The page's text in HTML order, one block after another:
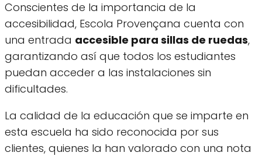
Conscientes de la importancia de la
accesibilidad, Escola Provençana cuenta con
una entrada accesible para sillas de ruedas,
garantizando así que todos los estudiantes
puedan acceder a las instalaciones sin
dificultades.
La calidad de la educación que se imparte en
esta escuela ha sido reconocida por sus
clientes, quienes la han valorado con una nota